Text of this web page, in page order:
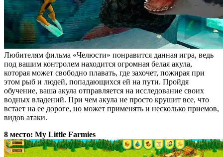
Любителям фильма «Челюсти» понравится данная игра, ведь
под вашим контролем находится огромная белая акула,
которая может свободно плавать, где захочет, пожирая при
этом рыб и людей, попадающихся ей на пути. Пройдя
обучение, ваша акула отправляется на исследование своих
водных владений. При чем акула не просто крушит все, что
встает на ее дороге, но может применять и несколько приемов,
видов атаки.
8 место: My Little Farmies